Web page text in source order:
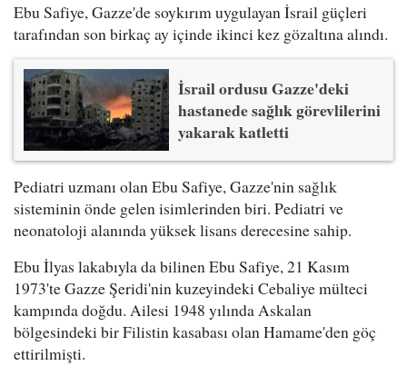
Ebu Safiye, Gazze'de soykırım uygulayan İsrail güçleri
tarafından son birkaç ay içinde ikinci kez gözaltına alındı.
İsrail ordusu Gazze'deki
hastanede sağlık görevlilerini
yakarak katletti
Pediatri uzmanı olan Ebu Safiye, Gazze'nin sağlık
sisteminin önde gelen isimlerinden biri. Pediatri ve
neonatoloji alanında yüksek lisans derecesine sahip.
Ebu İlyas lakabıyla da bilinen Ebu Safiye, 21 Kasım
1973'te Gazze Şeridi'nin kuzeyindeki Cebaliye mülteci
kampında doğdu. Ailesi 1948 yılında Askalan
bölgesindeki bir Filistin kasabası olan Hamame'den göç
ettirilmişti.